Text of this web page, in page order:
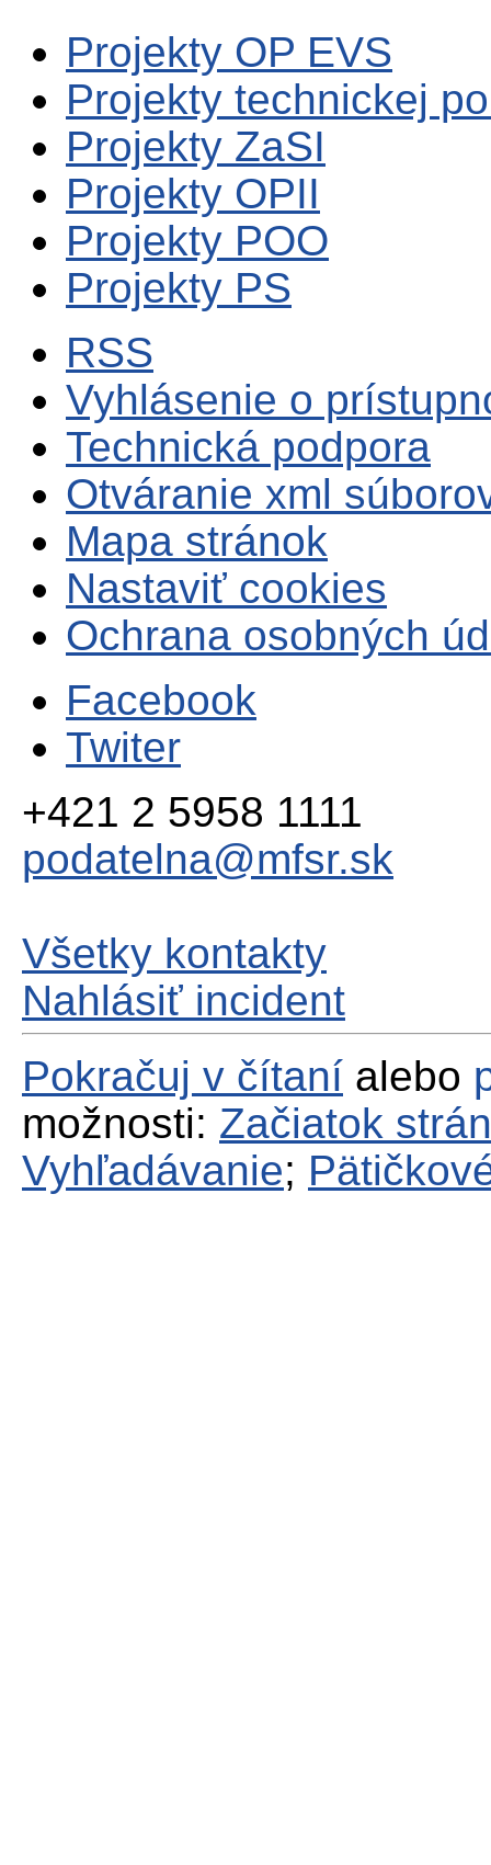
Projekty OP EVS
Projekty technickej
Projekty ZaSI
Projekty OPII
Projekty POO
Projekty PS
RSS
Vyhlásenie o
Technická podpora
Otváranie xml
Mapa stránok
Nastaviť cookies
Ochrana osobných
Facebook
Twiter
+421 2 5958 1111
podatelna@mfsr.sk
Všetky kontakty
Nahlásiť incident
Pokračuj v čítaní alebo
možnosti: Začiatok
Vyhľadávanie;